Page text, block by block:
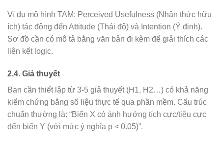
Ví dụ mô hình TAM: Perceived Usefulness (Nhận thức hữu
ích) tác động đến Attitude (Thái độ) và Intention (Ý định).
Sơ đồ cần có mô tả bằng văn bản đi kèm để giải thích các
liên kết logic.
2.4. Giả thuyết
Bạn cần thiết lập từ 3-5 giả thuyết (H1, H2…) có khả năng
kiểm chứng bằng số liệu thực tế qua phần mềm. Cấu trúc
chuẩn thường là: “Biến X có ảnh hưởng tích cực/tiêu cực
đến biến Y (với mức ý nghĩa p < 0.05)”.